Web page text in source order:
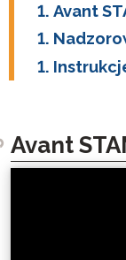
Avant
Avant